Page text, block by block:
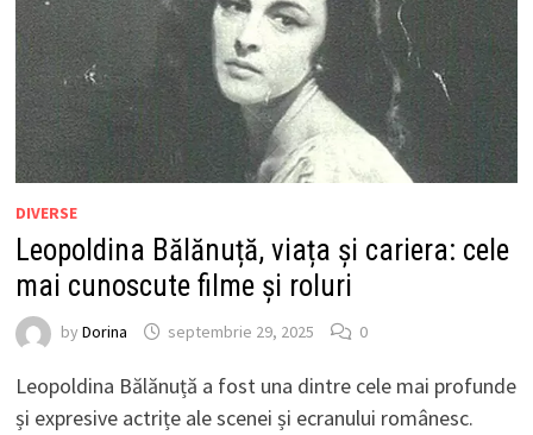
DIVERSE
Leopoldina Bălănuță, viața și cariera: cele
mai cunoscute filme și roluri
by Dorina septembrie 29, 2025 0
Leopoldina Bălănuță a fost una dintre cele mai profunde
și expresive actrițe ale scenei și ecranului românesc.